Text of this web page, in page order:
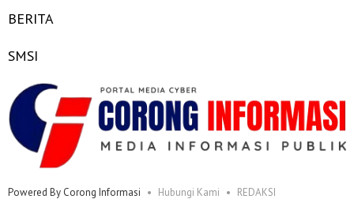
BERITA
SMSI
Powered By Corong Informasi Hubungi Kami REDAKSI